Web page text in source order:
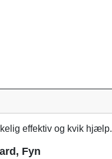
effektiv og kvik hjælp.
Fyn